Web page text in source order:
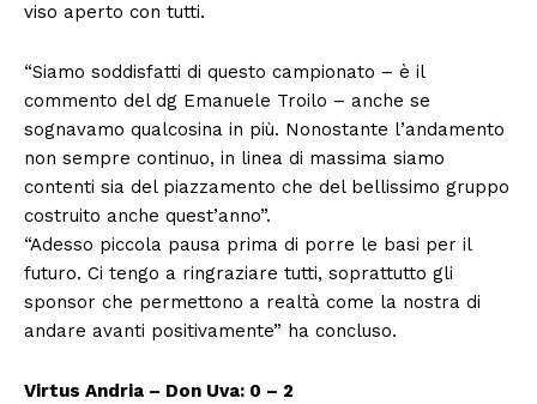
viso aperto con tutti.
“Siamo soddisfatti di questo campionato – è il
commento del dg Emanuele Troilo – anche se
sognavamo qualcosina in più. Nonostante l’andamento
non sempre continuo, in linea di massima siamo
contenti sia del piazzamento che del bellissimo gruppo
costruito anche quest’anno”.
“Adesso piccola pausa prima di porre le basi per il
futuro. Ci tengo a ringraziare tutti, soprattutto gli
sponsor che permettono a realtà come la nostra di
andare avanti positivamente” ha concluso.
Virtus Andria – Don Uva: 0 – 2